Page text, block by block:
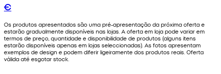
€
Os produtos apresentados são uma pré-apresentação da próxima oferta e
estarão gradualmente disponíveis nas lojas. A oferta em loja pode variar em
termos de preço, quantidade e disponibilidade de produtos (alguns itens
estarão disponíveis apenas em lojas seleccionadas). As fotos apresentam
exemplos de design e podem diferir ligeiramente dos produtos reais. Oferta
válida até esgotar stock.